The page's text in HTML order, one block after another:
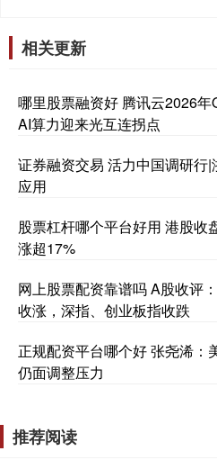
相关更新
哪里股票融资好 腾讯云2026
AI算力迎来光互连拐点
证券融资交易 活力中国调研行
应用
股票杠杆哪个平台好用 港股收
涨超17%
网上股票配资靠谱吗 A股收评
收涨，深指、创业板指收跌
正规配资平台哪个好 张尧浠：
仍面调整压力
推荐阅读